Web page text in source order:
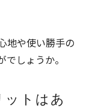
地や使い勝手の
しょうか。
ットはあ